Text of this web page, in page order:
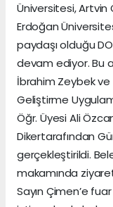
Üniversitesi, Artvin
Erdoğan
paydaşı olduğu
devam ediyor. Bu
İbrahim Zeybek
Geliştirme
Öğr. Üyesi Ali
Dikertarafından
gerçekleştirildi.
makamında
Sayın Çimen’e